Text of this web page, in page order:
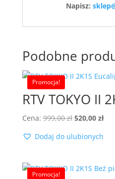
Napisz:
Podobne
Promocja!
RTV TOKYO II
Cena: 999,00zł Pierwotna
wynosiła:
520,00 zł
Dodaj do ulubionych
Promocja!